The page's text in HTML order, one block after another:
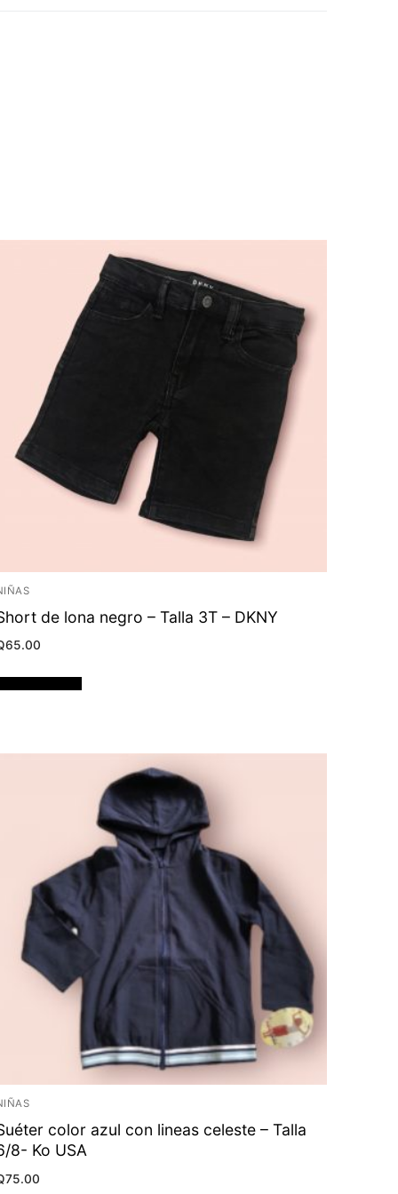
de lona negro – Talla 3T – DKNY
65.00
color azul con lineas celeste – Talla
8- Ko USA
75.00